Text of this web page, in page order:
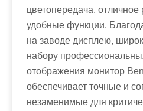
цветопередача,
удобные функции.
на заводе дисплею,
набору
отображения монитор
обеспечивает точные и
незаменимые для